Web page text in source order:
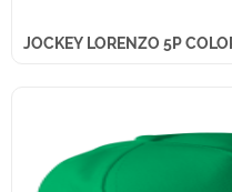
JOCKEY LORENZO 5P